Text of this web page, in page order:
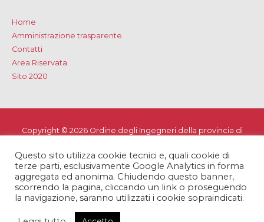
Home
Amministrazione trasparente
Contatti
Area Riservata
Sito 2020
Copyright © 2026 Ordine degli Ingegneri della provincia di
Privacy e Cookie Policy-Note Legali -Dichiarazione di
accessibilità
Questo sito utilizza cookie tecnici e, quali cookie di
terze parti, esclusivamente Google Analytics in forma
aggregata ed anonima. Chiudendo questo banner,
scorrendo la pagina, cliccando un link o proseguendo
la navigazione, saranno utilizzati i cookie sopraindicati.